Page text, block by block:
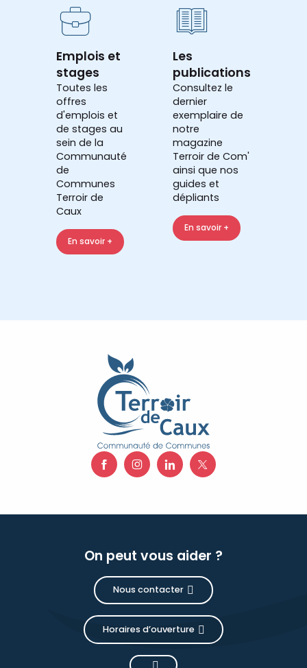
Emplois et
stages
Toutes les
offres
d'emplois et
de stages au
sein de la
Communauté
de
Communes
Terroir de
Caux
En savoir +
Les
publications
Consultez le
dernier
exemplaire de
notre
magazine
Terroir de Com'
ainsi que nos
guides et
dépliants
En savoir +
On peut vous aider ?
Nous contacter
Horaires d’ouverture